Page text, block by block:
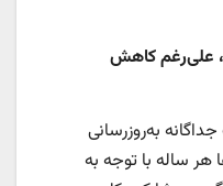
علی‌رغم کاهش
به‌روزرسانی
ساله با توجه به